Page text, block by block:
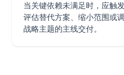
当关键依赖未满足时，应触
评估替代方案、缩小范围或
战略主题的主线交付。